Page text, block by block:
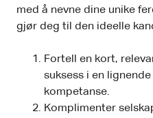
med å nevne dine unike
gjør deg til den ideelle
Fortell en kort,
suksess i en
kompetanse.
Komplimenter